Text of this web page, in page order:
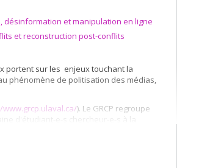
désinformation et manipulation en ligne
et reconstruction post-conflits
portent sur les enjeux touchant la
phénomène de politisation des médias,
). Le GRCP regroupe
d'étudiant-e-s chercheur-e-s à la
Je suis aussi membre du Centre